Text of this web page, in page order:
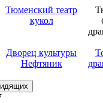
Тюменский театр
кукол
Дворец культуры
Нефтяник